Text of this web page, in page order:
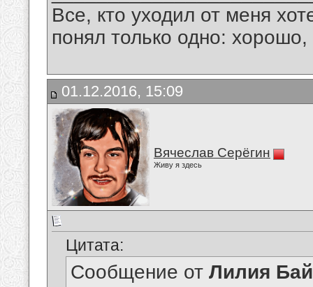
Все, кто уходил от меня
понял только одно:
01.12.2016, 15:09
Вячеслав Серёгин
Живу я здесь
Цитата:
Сообщение от Лилия